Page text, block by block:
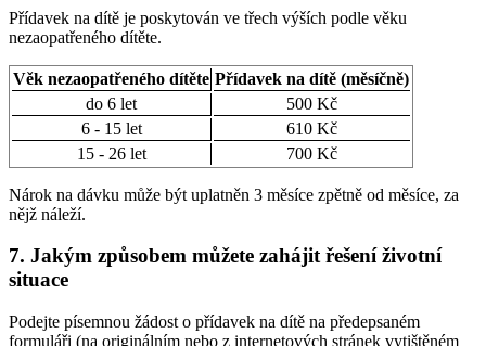
Přídavek na dítě je poskytován ve třech výších podle věku
nezaopatřeného dítěte.
Věk nezaopatřeného dítěte Přídavek na dítě (měsíčně)
do 6 let
500 Kč
6 - 15 let
610 Kč
15 - 26 let
700 Kč
Nárok na dávku může být uplatněn 3 měsíce zpětně od měsíce, za
nějž náleží.
7. Jakým způsobem můžete zahájit řešení životní
situace
Podejte písemnou žádost o přídavek na dítě na předepsaném
formuláři (na originálním nebo z internetových stránek vytištěném